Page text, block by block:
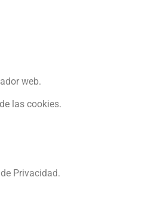
web.
las cookies.
Privacidad.